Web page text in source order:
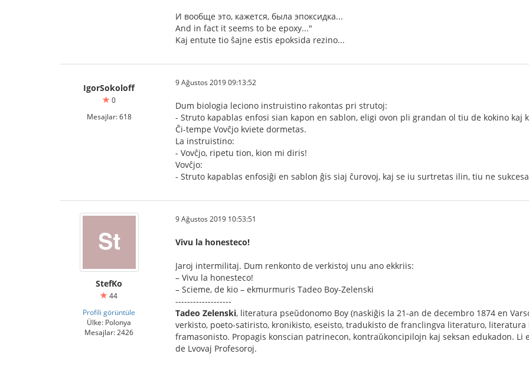
И вообще это, кажется, была эпоксидка...
And in fact it seems to be epoxy..."
Kaj entute tio ŝajne estis epoksida rezino...
IgorSokoloff
0
Mesajlar: 618
9 Ağustos 2019 09:13:52
Dum biologia leciono instruistino rakontas pri strutoj:
- Struto kapablas enfosi sian kapon en sablon, eligi ovon pli grandan ol tiu de kokino
Ĉi-tempe Vovĉjo kviete dormetas.
La instruistino:
- Vovĉjo, ripetu tion, kion mi diris!
Vovĉjo:
- Struto kapablas enfosiĝi en sablon ĝis siaj ĉurovoj, kaj se iu surtretas ilin, tiu ne
StefKo
44
Profili görüntüle
Ülke: Polonya
Mesajlar: 2426
9 Ağustos 2019 10:53:51
Vivu la honesteco!
Jaroj intermilitaj. Dum renkonto de verkistoj unu ano ekkriis:
– Vivu la honesteco!
– Scieme, de kio – ekmurmuris Tadeo Boy-Zelenski
-------------------
Tadeo Zelenski, literatura pseŭdonomo Boy (naskiĝis la 21-an de decembro 1874 en
verkisto, poeto-satiristo, kronikisto, eseisto, tradukisto de franclingva literaturo,
framasonisto. Propagis konscian patrinecon, kontraŭkoncipilojn kaj seksan edukadon.
de Lvovaj Profesoroj.